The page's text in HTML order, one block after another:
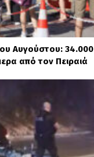
Αυγούστου: 34.000
από τον Πειραιά